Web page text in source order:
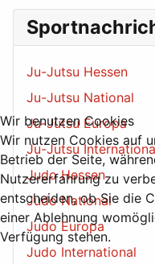
Ju-Jutsu Hessen
Ju-Jutsu National
Ju-Jutsu Europa
Ju-Jutsu
Judo Hessen
Judo National
Judo Europa
Judo International
Wir benutzen Cookies
Wir nutzen Cookies auf
Betrieb der Seite,
Nutzererfahrung zu
entscheiden, ob Sie die
einer Ablehnung
Verfügung stehen.